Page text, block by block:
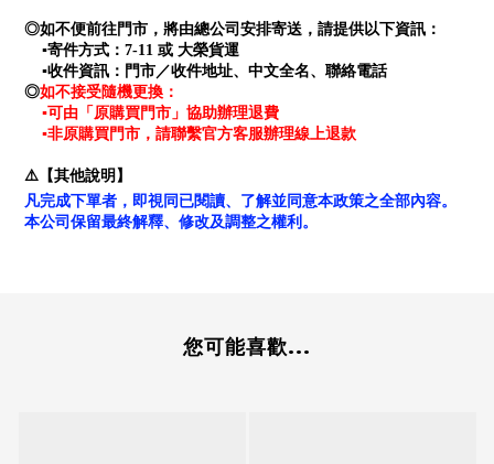
◎如不便前往門市，將由總公司安排寄送，請提供以下資訊：
▪寄件方式：7-11 或 大榮貨運
▪收件資訊：門市／收件地址、中文全名、聯絡電話
◎如不接受隨機更換：
▪可由「原購買門市」協助辦理退費
▪非原購買門市，請聯繫官方客服辦理線上退款
⚠️【其他說明】
凡完成下單者，即視同已閱讀、了解並同意本政策之全部內容。
本公司保留最終解釋、修改及調整之權利。
您可能喜歡...